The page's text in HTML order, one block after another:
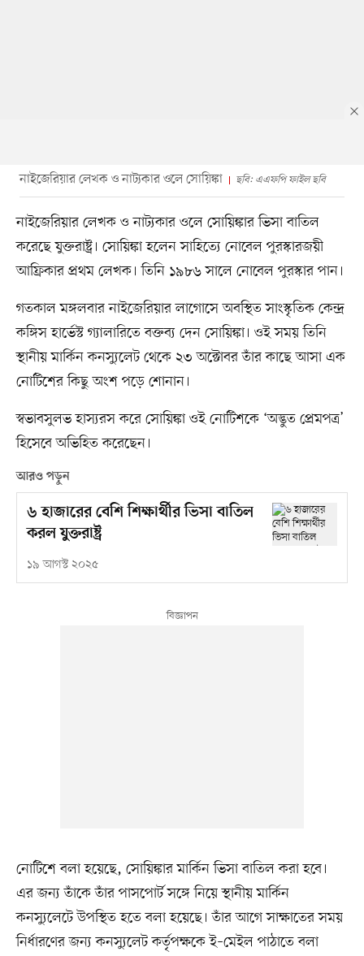
নাইজেরিয়ার লেখক ও নাট্যকার ওলে সোয়িঙ্কা ছবি: এএফপি ফাইল ছবি
নাইজেরিয়ার লেখক ও নাট্যকার ওলে সোয়িঙ্কার ভিসা বাতিল
করেছে যুক্তরাষ্ট্র। সোয়িঙ্কা হলেন সাহিত্যে নোবেল পুরস্কারজয়ী
আফ্রিকার প্রথম লেখক। তিনি ১৯৮৬ সালে নোবেল পুরস্কার পান।
গতকাল মঙ্গলবার নাইজেরিয়ার লাগোসে অবস্থিত সাংস্কৃতিক কেন্দ্র
কঙ্গিস হার্ভেস্ট গ্যালারিতে বক্তব্য দেন সোয়িঙ্কা। ওই সময় তিনি
স্থানীয় মার্কিন কনস্যুলেট থেকে ২৩ অক্টোবর তাঁর কাছে আসা এক
নোটিশের কিছু অংশ পড়ে শোনান।
স্বভাবসুলভ হাস্যরস করে সোয়িঙ্কা ওই নোটিশকে ‘অদ্ভুত প্রেমপত্র’
হিসেবে অভিহিত করেছেন।
আরও পড়ুন
৬ হাজারের বেশি শিক্ষার্থীর ভিসা বাতিল
করল যুক্তরাষ্ট্র
১৯ আগস্ট ২০২৫
নোটিশে বলা হয়েছে, সোয়িঙ্কার মার্কিন ভিসা বাতিল করা হবে।
এর জন্য তাঁকে তাঁর পাসপোর্ট সঙ্গে নিয়ে স্থানীয় মার্কিন
কনস্যুলেটে উপস্থিত হতে বলা হয়েছে। তাঁর আগে সাক্ষাতের সময়
নির্ধারণের জন্য কনস্যুলেট কর্তৃপক্ষকে ই–মেইল পাঠাতে বলা